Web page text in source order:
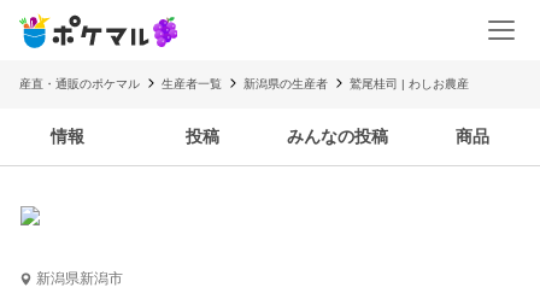
産直・通販のポケマル 生産者一覧 新潟県の生産者 鷲尾桂司 | わしお農産
情報 投稿 みんなの投稿 商品
新潟県新潟市